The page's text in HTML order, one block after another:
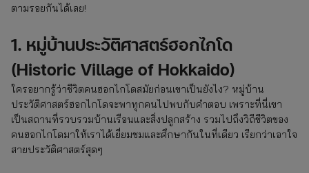
ตามรอยกันได้เลย!
1. หมู่บ้านประวัติศาสตร์ฮอกไกโด
(Historic Village of Hokkaido)
ใครอยากรู้ว่าชีวิตคนฮอกไกโดสมัยก่อนเขาเป็นยังไง? หมู่บ้าน
ประวัติศาสตร์ฮอกไกโดจะพาทุกคนไปพบกับคำตอบ เพราะที่นี่เขา
เป็นสถานที่รวบรวมบ้านเรือนและสิ่งปลูกสร้าง รวมไปถึงวิถีชีวิตของ
คนฮอกไกโดมาให้เราได้เยี่ยมชมและศึกษากันในที่เดียว เรียกว่าเอาใจ
สายประวัติศาสตร์สุดๆ